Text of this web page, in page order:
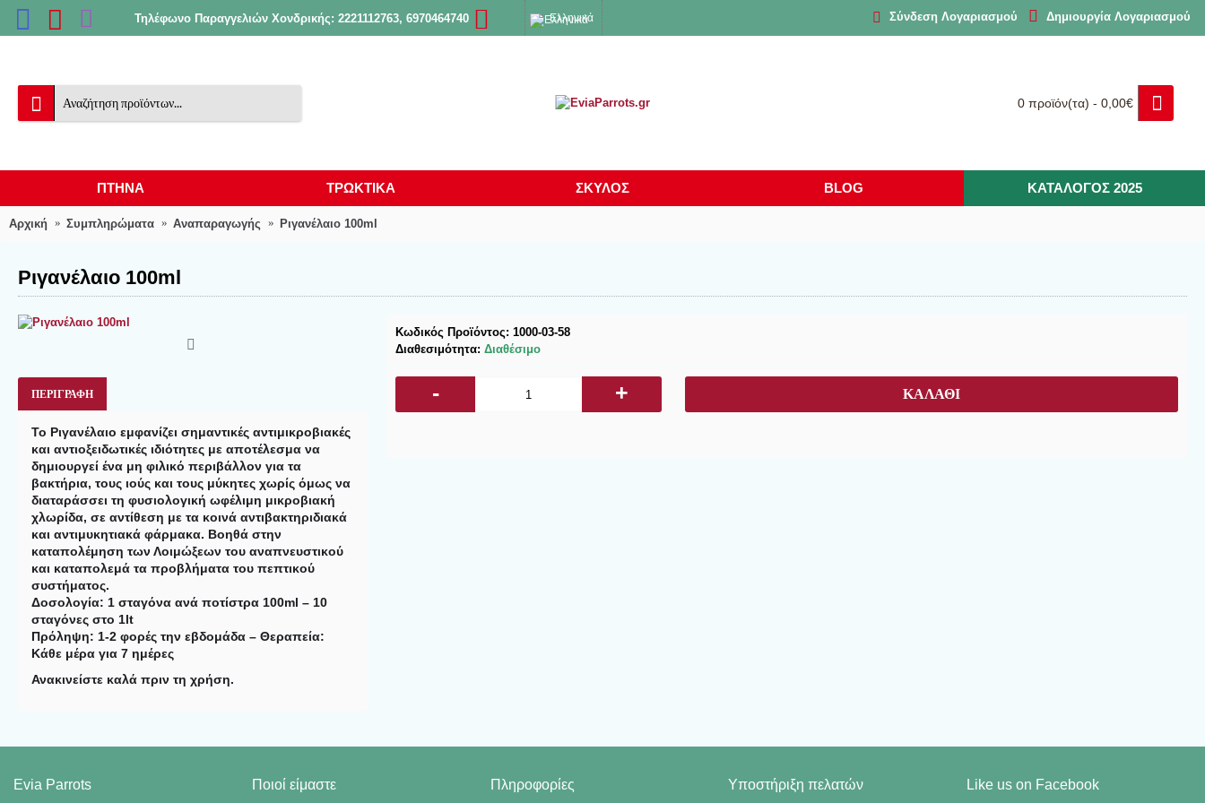
Τηλέφωνο Παραγγελιών Χονδρικής: 2221112763, 6970464740 Ελληνικά Σύνδεση Λογαριασμού Δημιουργία Λογαριασμού
0 προϊόν(τα) - 0,00€
ΠΤΗΝΑ ΤΡΩΚΤΙΚΑ ΣΚΥΛΟΣ BLOG ΚΑΤΑΛΟΓΟΣ 2025
Αρχική Συμπληρώματα Αναπαραγωγής Ριγανέλαιο 100ml
Ριγανέλαιο 100ml
ΠΕΡΙΓΡΑΦΉ
Το Ριγανέλαιο εμφανίζει σημαντικές αντιμικροβιακές
και αντιοξειδωτικές ιδιότητες με αποτέλεσμα να
δημιουργεί ένα μη φιλικό περιβάλλον για τα
βακτήρια, τους ιούς και τους μύκητες χωρίς όμως να
διαταράσσει τη φυσιολογική ωφέλιμη μικροβιακή
χλωρίδα, σε αντίθεση με τα κοινά αντιβακτηριδιακά
και αντιμυκητιακά φάρμακα. Βοηθά στην
καταπολέμηση των Λοιμώξεων του αναπνευστικού
και καταπολεμά τα προβλήματα του πεπτικού
συστήματος.
Δοσολογία: 1 σταγόνα ανά ποτίστρα 100ml – 10
σταγόνες στο 1lt
Πρόληψη: 1-2 φορές την εβδομάδα – Θεραπεία:
Κάθε μέρα για 7 ημέρες
Ανακινείστε καλά πριν τη χρήση.
Κωδικός Προϊόντος:1000-03-58
Διαθεσιμότητα:Διαθέσιμο
- + ΚΑΛΆΘΙ
Evia Parrots Ποιοί είμαστε Πληροφορίες Υποστήριξη πελατών Like us on Facebook